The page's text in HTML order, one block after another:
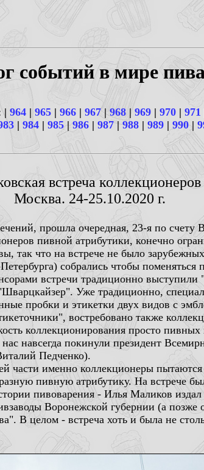
событий в мире
| 964 | 965 | 966 | 967| 968 | 969 | 970 | 971
| 984 | 985 | 986 | 987|988 | 989 | 990 |
встреча
Москва. 24-25.10.2020 г.
прошла очередная, 23-я по счету
пивной атрибутики, конечно
так что на встрече не было
собрались чтобы
встречи традиционно
Уже традиционно,
пробки и этикетки двух видов с
востребовано также
коллекционирования просто
навсегда покинули президент
Педченко).
части именно коллекционеры
пивную атрибутику. На встрече
пивоварения - Илья Маликов
Воронежской губернии (а
В целом - встреча хоть и была не